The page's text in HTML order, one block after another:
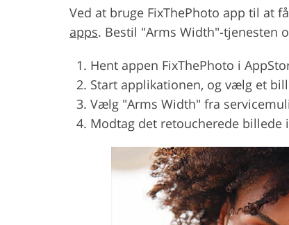
Ved at bruge FixThePhoto app til at
apps. Bestil "Arms Width"-tjenesten
Hent appen FixThePhoto i
Start applikationen, og vælg et
Vælg "Arms Width" fra
Modtag det retoucherede